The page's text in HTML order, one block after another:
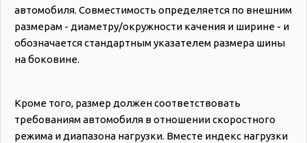
автомобиля. Совместимость определяется по внешним
размерам - диаметру/окружности качения и ширине - и
обозначается стандартным указателем размера шины
на боковине.
Кроме того, размер должен соответствовать
требованиям автомобиля в отношении скоростного
режима и диапазона нагрузки. Вместе индекс нагрузки